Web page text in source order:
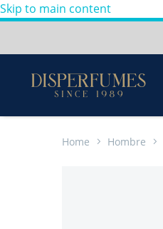
Skip to main content
Home Hombre